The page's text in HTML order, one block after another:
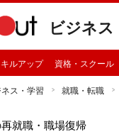
ビジネス
ルアップ 資格・スクール
ネス・学習 就職・転職
再就職・職場復帰